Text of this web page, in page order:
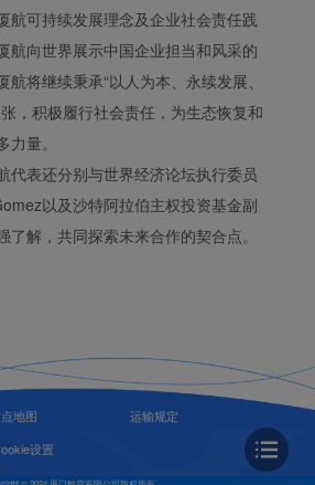
航可持续发展理念及企业社会责任践
航向世界展示中国企业担当和风采的
将继续秉承“以人为本、永续发展、
，积极履行社会责任，为生态恢复和
量。
代表还分别与世界经济论坛执行委员
以及沙特阿拉伯主权投资基金副
了解，共同探索未来合作的契合点。
地图
运输规定
设置